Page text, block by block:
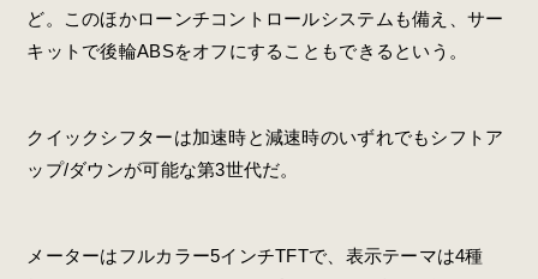
ど。このほかローンチコントロールシステムも備え、サー
キットで後輪ABSをオフにすることもできるという。
クイックシフターは加速時と減速時のいずれでもシフトア
ップ/ダウンが可能な第3世代だ。
メーターはフルカラー5インチTFTで、表示テーマは4種